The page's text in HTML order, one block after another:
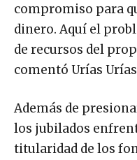
compromiso para
dinero. Aquí el
de recursos del
comentó Urías
Además de
los jubilados
titularidad de los